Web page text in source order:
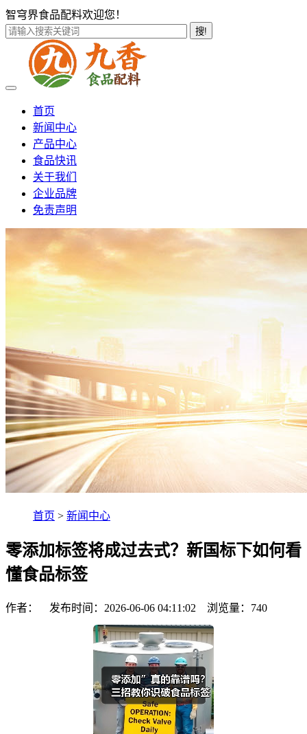
智穹界食品配料欢迎您！
搜!
首页
新闻中心
产品中心
食品快讯
关于我们
企业品牌
免责声明
首页 > 新闻中心
零添加标签将成过去式？新国标下如何看
懂食品标签
作者： 发布时间：2026-06-06 04:11:02 浏览量： 740